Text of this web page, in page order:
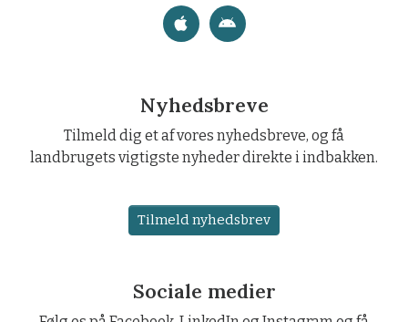
Nyhedsbreve
Tilmeld dig et af vores nyhedsbreve, og få
landbrugets vigtigste nyheder direkte i indbakken.
Tilmeld nyhedsbrev
Sociale medier